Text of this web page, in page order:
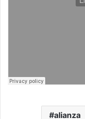
alianza